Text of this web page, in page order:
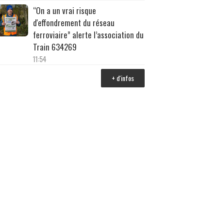
“On a un vrai risque
d'effondrement du réseau
ferroviaire” alerte l’association du
Train 634269
11:54
+ d'infos